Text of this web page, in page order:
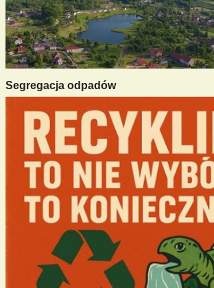
Segregacja odpadów